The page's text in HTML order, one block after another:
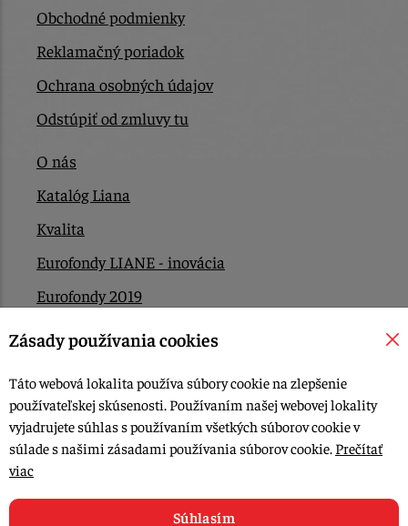
Obchodné podmienky
Reklamačný poriadok
Ochrana osobných údajov
Odstúpiť od zmluvy tu
O nás
Katalóg Liana
Kvalita
Eurofondy LIANE - inovácia
Eurofondy 2019
Eurofondy 2022/2023
Kontakt
© 2015-2026, LIANA GOLIAŠ s.r.o. všetky práva vyhradené.
Upraviť nastavenia Cookies
Zásady používania cookies
Táto webová lokalita používa súbory cookie na zlepšenie
používateľskej skúsenosti. Používaním našej webovej lokality
vyjadrujete súhlas s používaním všetkých súborov cookie v
súlade s našimi zásadami používania súborov cookie. Prečítať
viac
Súhlasím